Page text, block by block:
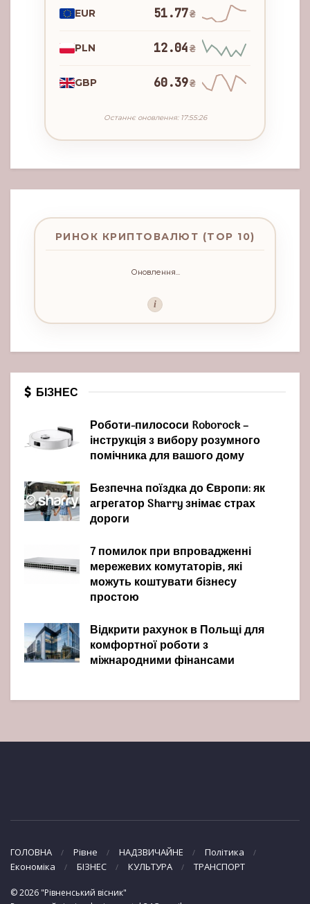
EUR 51.77₴
PLN 12.04₴
GBP 60.39₴
Останнє оновлення: 17:55:26
РИНОК КРИПТОВАЛЮТ (TOP 10)
Оновлення...
i
БІЗНЕС
Роботи-пилососи Roborock –
інструкція з вибору розумного
помічника для вашого дому
Безпечна поїздка до Європи: як
агрегатор Sharry знімає страх
дороги
7 помилок при впровадженні
мережевих комутаторів, які
можуть коштувати бізнесу
простою
Відкрити рахунок в Польщі для
комфортної роботи з
міжнародними фінансами
ГОЛОВНА Рівне НАДЗВИЧАЙНЕ
Політика
Економіка
БІЗНЕС КУЛЬТУРА ТРАНСПОРТ
© 2026 "Рівненський вісник"